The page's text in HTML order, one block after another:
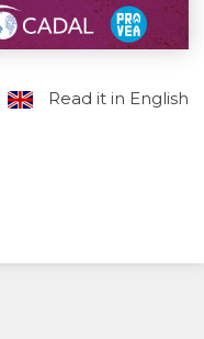
Read it in English